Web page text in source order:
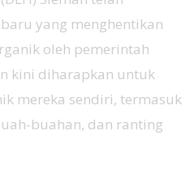
yang menghentikan
oleh pemerintah
kini diharapkan untuk
mereka sendiri, termasuk
buahan, dan ranting